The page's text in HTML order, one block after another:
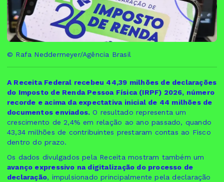
© Rafa Neddermeyer/Agência Brasil
A Receita Federal recebeu 44,39 milhões de declarações
do Imposto de Renda Pessoa Física (IRPF) 2026, número
recorde e acima da expectativa inicial de 44 milhões de
documentos enviados. O resultado representa um
crescimento de 2,4% em relação ao ano passado, quando
43,34 milhões de contribuintes prestaram contas ao Fisco
dentro do prazo.
Os dados divulgados pela Receita mostram também um
avanço expressivo na digitalização do processo de
declaração, impulsionado principalmente pela declaração